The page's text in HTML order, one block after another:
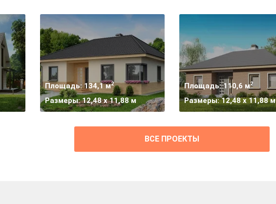
Площадь: 134,1 м2
Размеры: 12,48 x 11,88 м
Площадь: 110,6 м2
Размеры: 12,48 x 11,88 м
ВСЕ ПРОЕКТЫ